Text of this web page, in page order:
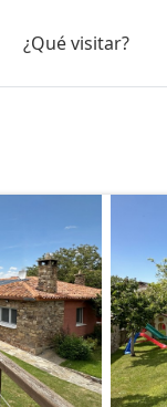
¿Qué visitar?